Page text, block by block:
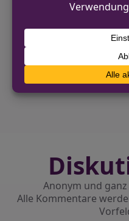
FW Beverungen:
Bilanz des Jahres
FW-
Anonym und
Alle Kommentare